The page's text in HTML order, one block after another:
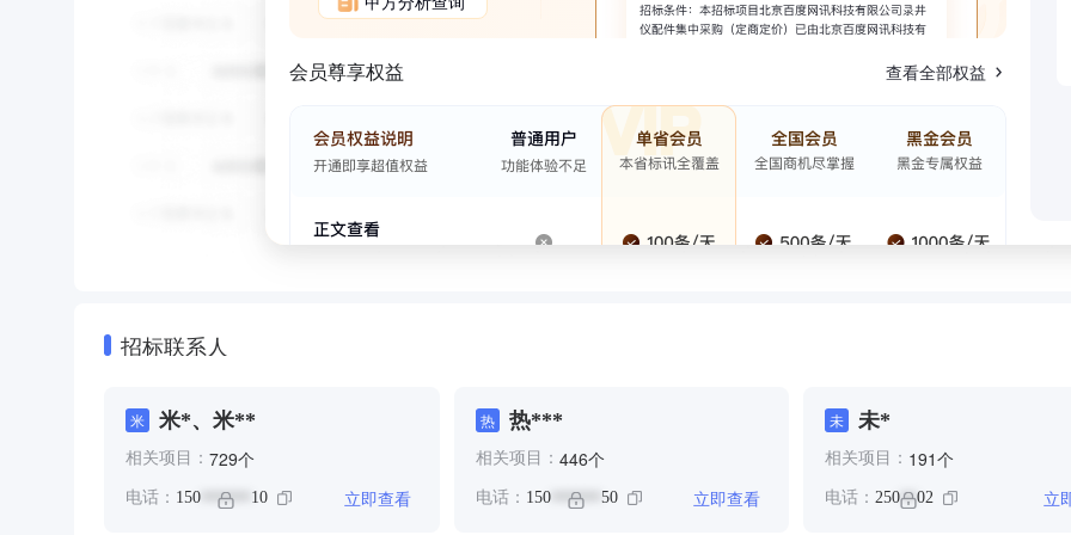
会员尊享权益 查看全部权益
招标联系人
米 米*、米**
相关项目： 729个
电话： 150 ****** 10 立即查看
热 热***
相关项目： 446个
电话： 150****** 50 立即查看
未 未*
相关项目： 191个
电话： 250**02 立